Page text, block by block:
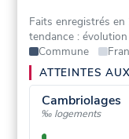
Faits enregistrés
tendance :
Commune
ATTEINTES
Cambriolages
‰ logements